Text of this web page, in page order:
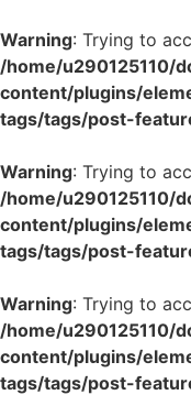
Warning: Trying to
/home/u290125110/
content/plugins/
tags/tags/post-
Warning: Trying to
/home/u290125110/
content/plugins/
tags/tags/post-
Warning: Trying to
/home/u290125110/
content/plugins/
tags/tags/post-